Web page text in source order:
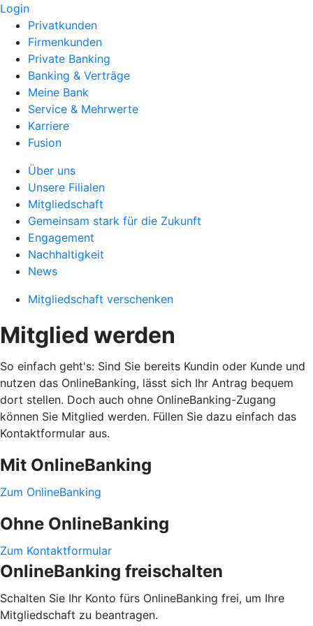
Login
Privatkunden
Firmenkunden
Private Banking
Banking & Verträge
Meine Bank
Service & Mehrwerte
Karriere
Fusion
Über uns
Unsere Filialen
Mitgliedschaft
Gemeinsam stark für die Zukunft
Engagement
Nachhaltigkeit
News
Mitgliedschaft verschenken
Mitglied werden
So einfach geht's: Sind Sie bereits Kundin oder Kunde und
nutzen das OnlineBanking, lässt sich Ihr Antrag bequem
dort stellen. Doch auch ohne OnlineBanking-Zugang
können Sie Mitglied werden. Füllen Sie dazu einfach das
Kontaktformular aus.
Mit OnlineBanking
Zum OnlineBanking
Ohne OnlineBanking
Zum Kontaktformular
OnlineBanking freischalten
Schalten Sie Ihr Konto fürs OnlineBanking frei, um Ihre
Mitgliedschaft zu beantragen.